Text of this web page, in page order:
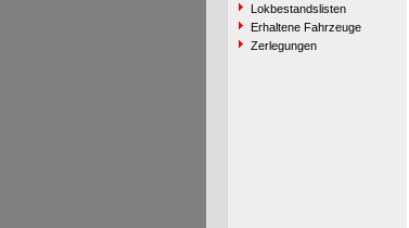
Lokbestandslisten
Erhaltene Fahrzeuge
Zerlegungen